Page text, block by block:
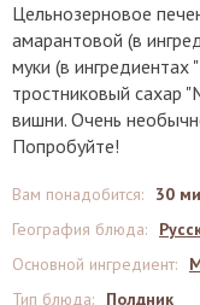
Цельнозерновое
амарантовой (в
муки (в ингредиентах
тростниковый сахар
вишни. Очень
Попробуйте!
Вам понадобится:
30
География блюда:
Основной ингредиент:
Тип блюда: Полдник